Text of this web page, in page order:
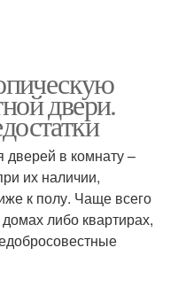
двери.
дверей в комнату –
их наличии,
к полу. Чаще всего
либо квартирах,